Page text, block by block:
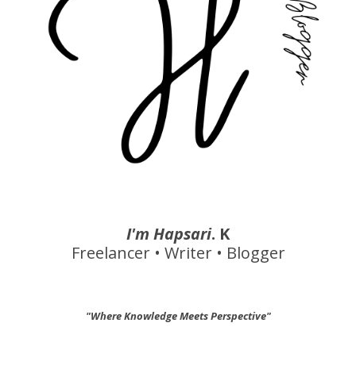
I'm Hapsari. K
Freelancer • Writer • Blogger
"Where Knowledge Meets Perspective"